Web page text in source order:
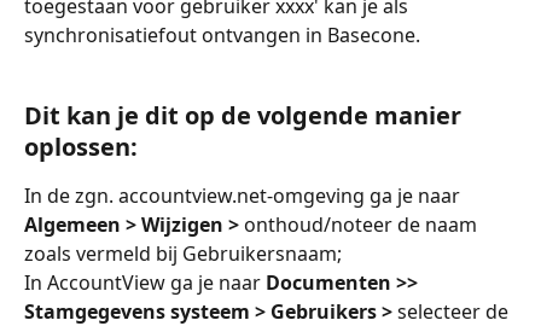
toegestaan voor gebruiker xxxx' kan je als
synchronisatiefout ontvangen in Basecone.
Dit kan je dit op de volgende manier
oplossen:
In de zgn. accountview.net-omgeving ga je naar
Algemeen > Wijzigen > onthoud/noteer de naam
zoals vermeld bij Gebruikersnaam;
In AccountView ga je naar Documenten >>
Stamgegevens systeem > Gebruikers > selecteer de